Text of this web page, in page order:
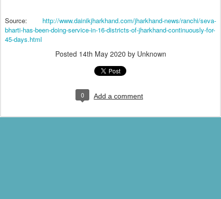
Source: http://www.dainikjharkhand.com/jharkhand-news/ranchi/seva-
bharti-has-been-doing-service-in-16-districts-of-jharkhand-continuously-for-
45-days.html
Posted 14th May 2020 by Unknown
0 Add a comment